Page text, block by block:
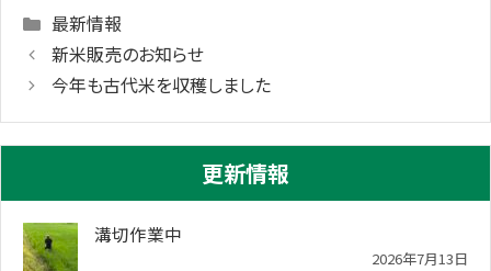
Categories
最新情報
新米販売のお知らせ
今年も古代米を収穫しました
更新情報
溝切作業中
2026年7月13日